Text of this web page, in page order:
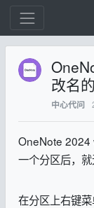
改名
中心代问
OneNote
一个分区后，就
在分区上右键